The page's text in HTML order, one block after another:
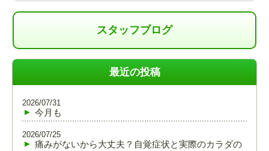
スタッフブログ
最近の投稿
今月も
2026/07/31
痛みがないから大丈夫？自覚症状と実際のカラダの
2026/07/25